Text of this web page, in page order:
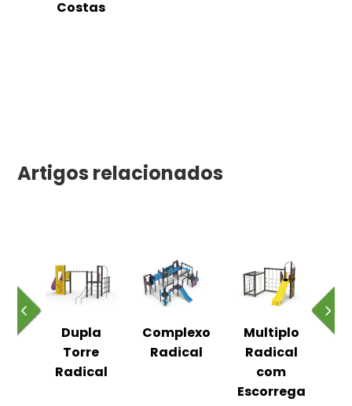
Costas
Artigos relacionados
Dupla
Torre
Radical
Complexo
Radical
Multiplo
Radical
com
Escorrega